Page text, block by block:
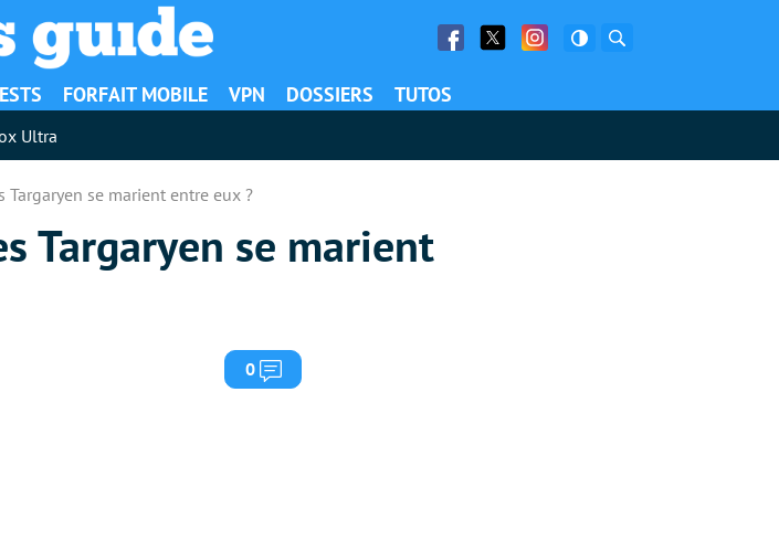
Facebook
Twitter Facebook
FORFAIT MOBILE VPN DOSSIERS TUTOS
Ultra
se marient entre eux ?
Targaryen se marient
0 Commentaires